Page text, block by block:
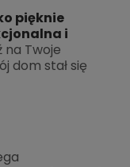
pięknie
i
na Twoje
dom stał się